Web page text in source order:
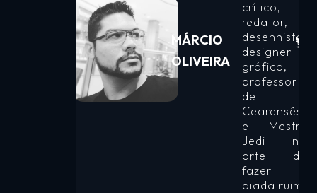
MÁRCIO
OLIVEIRA
crítico,
redator,
desenhista,
designer
gráfico,
professor
de
Cearensês
e Mestre
Jedi na
arte de
fazer
piada ruim.